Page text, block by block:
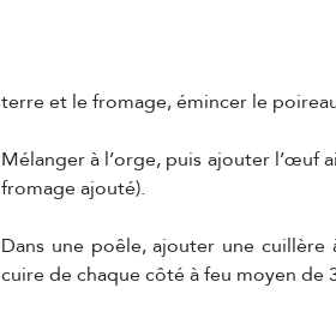
terre et le fromage, émincer le
Mélanger à l’orge, puis ajouter l’œuf
fromage ajouté).
Dans une poêle, ajouter une
cuire de chaque côté à feu moyen de